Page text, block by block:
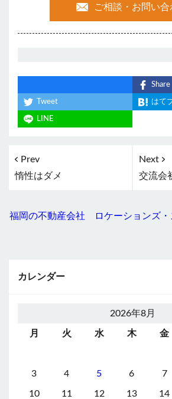
ご相談・お問い合
Share
Tweet はて
LINE
Prev
惰性はダメ
Next
交流会
福岡の不動産会社 ロケーションズ・
カレンダー
2026年8月
月 火 水 木 金
3 4 5 6 7
10 11 12 13 14